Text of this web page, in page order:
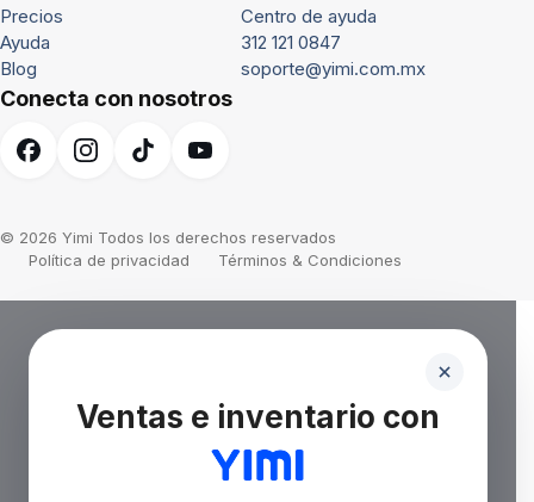
Precios
Ayuda
Blog
Centro de ayuda
312 121 0847
soporte@yimi.com.mx
Conecta con nosotros
© 2026 Yimi Todos los derechos reservados
Política de privacidad
Términos & Condiciones
Ventas e inventario con